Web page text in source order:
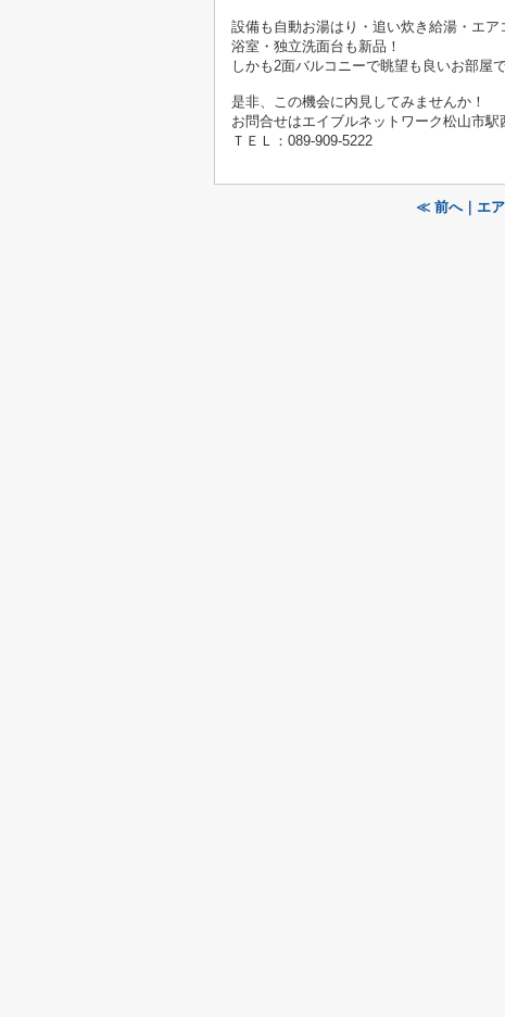
設備も自動お湯はり・追い炊き給湯・エア
浴室・独立洗面台も新品！
しかも2面バルコニーで眺望も良いお部屋
是非、この機会に内見してみませんか！
お問合せはエイブルネットワーク松山市
ＴＥＬ：089-909-5222
≪ 前へ｜エ